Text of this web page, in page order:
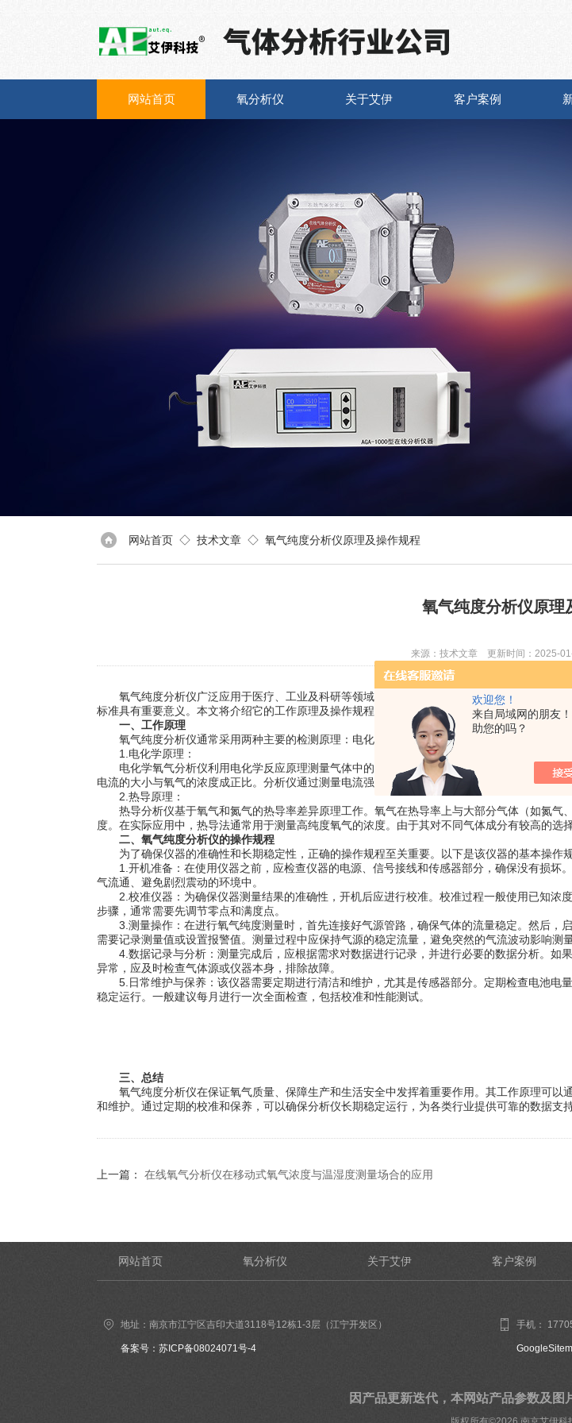
欢迎您！
来自局域网的朋友
助您的吗？
网站首页 氧分析仪 关于艾伊 客户案例
网站首页 ◇ 技术文章 ◇ 氧气纯度分析仪原理及操作规程
氧气纯度分析仪原理
来源：技术文章 更新时间：2025-
氧气纯度分析仪广泛应用于医疗、工业及科研等领域，主要用于监测氧气中的纯度水平。氧
标准具有重要意义。本文将介绍它的工作原理及操作规程。
一、工作原理
氧气纯度分析仪通常采用两种主要的检测原理：电化学原理和热导原理。
1.电化学原理：
电化学氧气分析仪利用电化学反应原理测量气体中的氧浓度。其核心部件是电化学传感器。
电流的大小与氧气的浓度成正比。分析仪通过测量电流强度来计算氧气的纯度。这种方法具有高
2.热导原理：
热导分析仪基于氧气和氮气的热导率差异原理工作。氧气在热导率上与大部分气体（如氮气
度。在实际应用中，热导法通常用于测量高纯度氧气的浓度。由于其对不同气体成分有较高的选
二、氧气纯度分析仪的操作规程
为了确保仪器的准确性和长期稳定性，正确的操作规程至关重要。以下是该仪器的基本操作规
1.开机准备：在使用仪器之前，应检查仪器的电源、信号接线和传感器部分，确保没有损坏
气流通、避免剧烈震动的环境中。
2.校准仪器：为确保仪器测量结果的准确性，开机后应进行校准。校准过程一般使用已知浓
步骤，通常需要先调节零点和满度点。
3.测量操作：在进行氧气纯度测量时，首先连接好气源管路，确保气体的流量稳定。然后，
需要记录测量值或设置报警值。测量过程中应保持气源的稳定流量，避免突然的气流波动影响测量
4.数据记录与分析：测量完成后，应根据需求对数据进行记录，并进行必要的数据分析。如
异常，应及时检查气体源或仪器本身，排除故障。
5.日常维护与保养：该仪器需要定期进行清洁和维护，尤其是传感器部分。定期检查电池电
稳定运行。一般建议每月进行一次全面检查，包括校准和性能测试。
三、总结
氧气纯度分析仪在保证氧气质量、保障生产和生活安全中发挥着重要作用。其工作原理可以
和维护。通过定期的校准和保养，可以确保分析仪长期稳定运行，为各类行业提供可靠的数据支持
上一篇： 在线氧气分析仪在移动式氧气浓度与温湿度测量场合的应用
网站首页 氧分析仪 关于艾伊 客户案例
地址：南京市江宁区吉印大道3118号12栋1-3层（江宁开发区）
备案号：苏ICP备08024071号-4
手机：
因产品更新迭代，本网站产品参数及图